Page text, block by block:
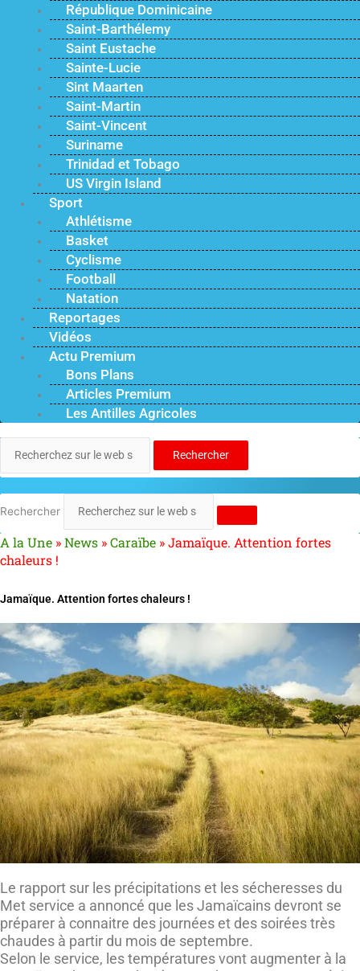
République Dominicaine
Saint-Barthélemy
Saint Eustache
Sainte-Lucie
Sint Maarten
Saint-Martin
Saint-Vincent
Suriname
Trinidad et Tobago
US Virgin Island
Sport
Athlétisme
Basket
Cyclisme
Football
Natation
Reportages
Vidéos
Actu Premium
Bons Plans
Articles Premium
Les Antilles Agricoles
Rechercher
Rechercher
A la Une »News »Caraïbe »Jamaïque. Attention fortes
chaleurs !
Jamaïque. Attention fortes chaleurs !
Le rapport sur les précipitations et les sécheresses du
Met service a annoncé que les Jamaïcains devront se
préparer à connaitre des journées et des soirées très
chaudes à partir du mois de septembre.
Selon le service, les températures vont augmenter à la